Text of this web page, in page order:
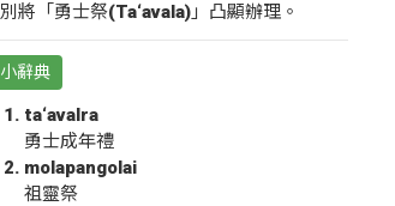
別將「勇士祭(Ta‘avala)」凸顯辦理。
小辭典
ta‘avalra
勇士成年禮
molapangolai
祖靈祭